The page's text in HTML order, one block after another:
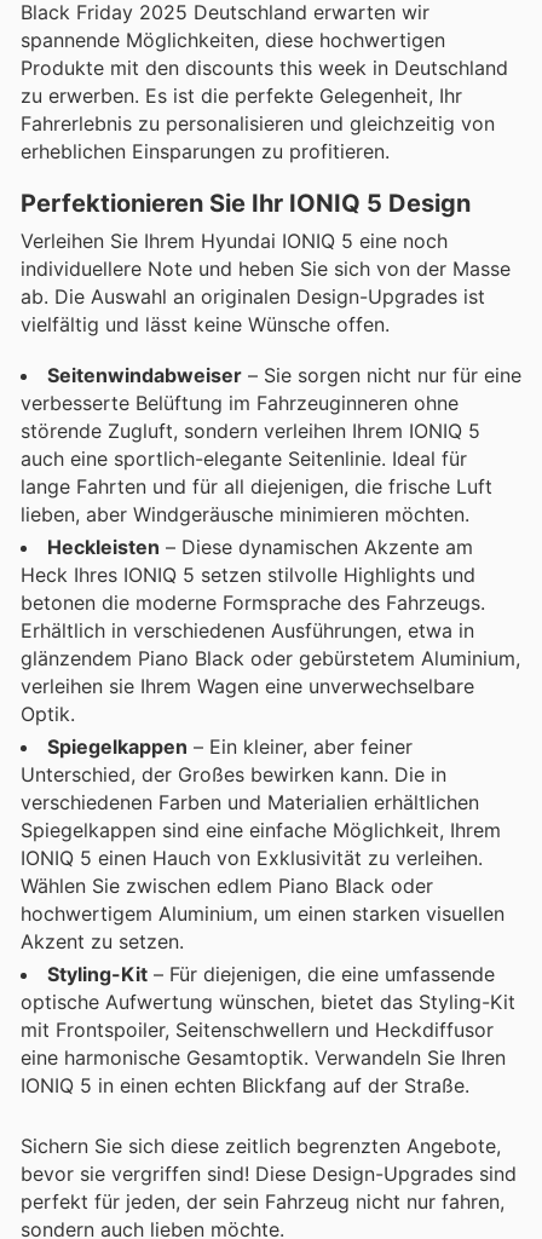
Black Friday 2025 Deutschland erwarten wir
spannende Möglichkeiten, diese hochwertigen
Produkte mit den discounts this week in Deutschland
zu erwerben. Es ist die perfekte Gelegenheit, Ihr
Fahrerlebnis zu personalisieren und gleichzeitig von
erheblichen Einsparungen zu profitieren.
Perfektionieren Sie Ihr IONIQ 5 Design
Verleihen Sie Ihrem Hyundai IONIQ 5 eine noch
individuellere Note und heben Sie sich von der Masse
ab. Die Auswahl an originalen Design-Upgrades ist
vielfältig und lässt keine Wünsche offen.
Seitenwindabweiser – Sie sorgen nicht nur für eine
verbesserte Belüftung im Fahrzeuginneren ohne
störende Zugluft, sondern verleihen Ihrem IONIQ 5
auch eine sportlich-elegante Seitenlinie. Ideal für
lange Fahrten und für all diejenigen, die frische Luft
lieben, aber Windgeräusche minimieren möchten.
Heckleisten – Diese dynamischen Akzente am
Heck Ihres IONIQ 5 setzen stilvolle Highlights und
betonen die moderne Formsprache des Fahrzeugs.
Erhältlich in verschiedenen Ausführungen, etwa in
glänzendem Piano Black oder gebürstetem Aluminium,
verleihen sie Ihrem Wagen eine unverwechselbare
Optik.
Spiegelkappen – Ein kleiner, aber feiner
Unterschied, der Großes bewirken kann. Die in
verschiedenen Farben und Materialien erhältlichen
Spiegelkappen sind eine einfache Möglichkeit, Ihrem
IONIQ 5 einen Hauch von Exklusivität zu verleihen.
Wählen Sie zwischen edlem Piano Black oder
hochwertigem Aluminium, um einen starken visuellen
Akzent zu setzen.
Styling-Kit – Für diejenigen, die eine umfassende
optische Aufwertung wünschen, bietet das Styling-Kit
mit Frontspoiler, Seitenschwellern und Heckdiffusor
eine harmonische Gesamtoptik. Verwandeln Sie Ihren
IONIQ 5 in einen echten Blickfang auf der Straße.
Sichern Sie sich diese zeitlich begrenzten Angebote,
bevor sie vergriffen sind! Diese Design-Upgrades sind
perfekt für jeden, der sein Fahrzeug nicht nur fahren,
sondern auch lieben möchte.